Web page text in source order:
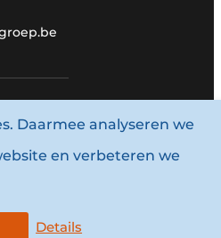
Louwersmediagroep.
voorwaarden
Daarmee analyseren we
en verbeteren we
Details